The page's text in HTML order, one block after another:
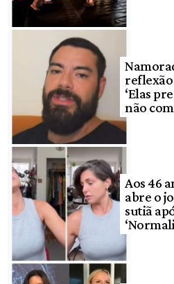
reflexão
‘Elas
não
Aos 46
abre o
sutiã